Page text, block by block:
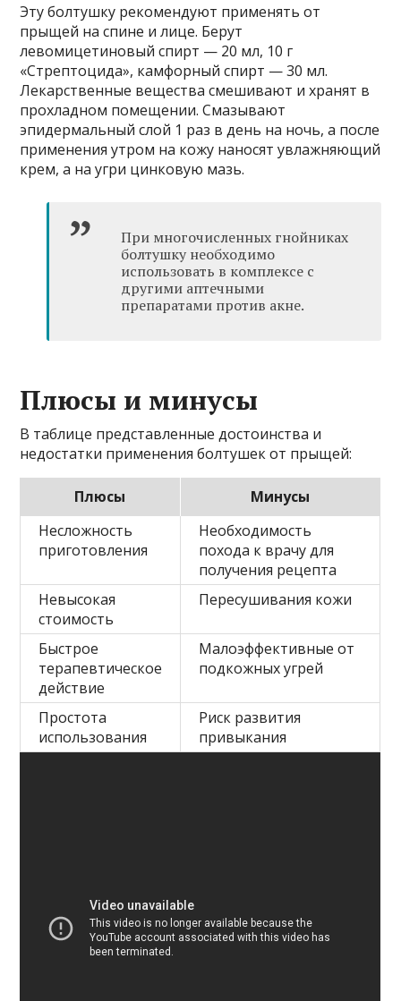
Эту болтушку рекомендуют применять от
прыщей на спине и лице. Берут
левомицетиновый спирт — 20 мл, 10 г
«Стрептоцида», камфорный спирт — 30 мл.
Лекарственные вещества смешивают и хранят в
прохладном помещении. Смазывают
эпидермальный слой 1 раз в день на ночь, а после
применения утром на кожу наносят увлажняющий
крем, а на угри цинковую мазь.
При многочисленных гнойниках
болтушку необходимо
использовать в комплексе с
другими аптечными
препаратами против акне.
Плюсы и минусы
В таблице представленные достоинства и
недостатки применения болтушек от прыщей:
Плюсы
Минусы
Несложность
приготовления
Необходимость
похода к врачу для
получения рецепта
Невысокая
стоимость
Пересушивания кожи
Быстрое
терапевтическое
действие
Малоэффективные от
подкожных угрей
Простота
использования
Риск развития
привыкания